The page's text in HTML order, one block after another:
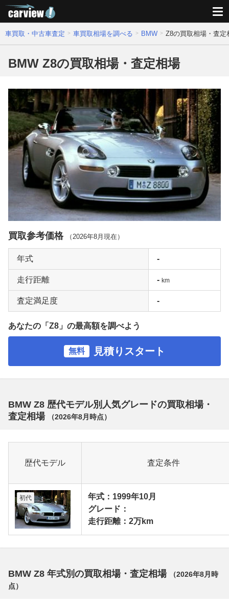
車買取・中古車査定 車買取相場を調べる BMW Z8の買取相場・査定
BMW Z8の買取相場・査定相場
買取参考価格 （2026年8月 現在）
年式 -
走行距離 - km
査定満足度 -
あなたの「Z8」の最高額を調べよう
無料 見積りスタート
BMW Z8 歴代モデル別人気グレードの買取相場・
査定相場
（2026年8月 時点）
歴代モデル 査定条件
初代
年式：1999年10月
グレード：
走行距離：2万km
BMW Z8 年式別の買取相場・査定相場 （2026年8月 時
点）